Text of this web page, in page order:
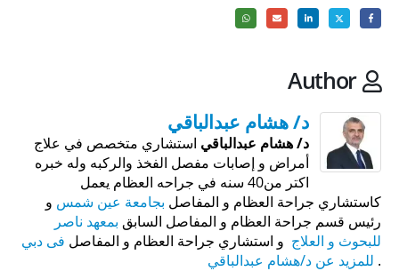
Author
د/ هشام عبدالباقي
د/ هشام عبدالباقي استشاري متخصص في علاج
أمراض و إصابات مفصل الفخذ والركبه وله خبره
اكتر من40 سنه في جراحه العظام يعمل
كاستشاري جراحة العظام و المفاصل بجامعة عين شمس و
رئيس قسم جراحة العظام و المفاصل السابق بمعهد ناصر
للبحوث و العلاج و استشاري جراحة العظام و المفاصل فى دبي
. للمزيد عن د/هشام عبدالباقي